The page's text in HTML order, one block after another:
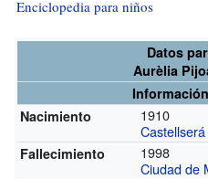
Enciclopedia para niños
Datos
Aurèlia
Nacimiento
1910
Castellserá
Fallecimiento
1998
Ciudad de